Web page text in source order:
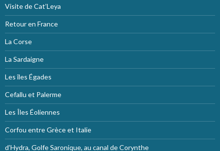
Visite de Cat’Leya
Retour en France
La Corse
La Sardaigne
Les îles Égades
Cefallu et Palerme
Les Îles Éoliennes
Corfou entre Grèce et Italie
d’Hydra, Golfe Saronique, au canal de Corynthe